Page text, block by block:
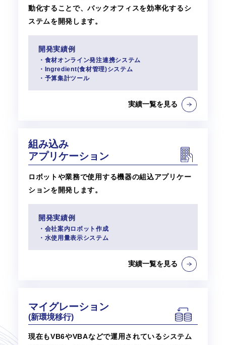
動化することで、バックオフィスを効率化するシ
ステムを開発します。
開発実績例
・食材オンライン発注連携システム
・Ingredient(食材管理)システム
・予算集計ツール
実績一覧を見る
組み込み
アプリケーション
ロボットや業務で使用する機器の組込アプリケー
ションを開発します。
開発実績例
・会社案内ロボット作成
・水使用量表示システム
実績一覧を見る
マイグレーション
(新環境移行)
現在もVB6やVBAなどで運用されているシステム